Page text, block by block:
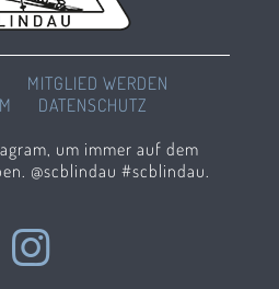
MITGLIED WERDEN
DATENSCHUTZ
um immer auf dem
@scblindau #scblindau.